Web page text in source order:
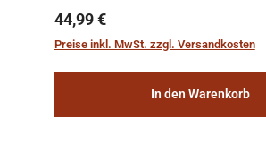
sichern, wurden die sogenannten
„Weltenschiffe“ gebaut. Auf diesen
Regulärer Preis:
44,99 €
Preise inkl. MwSt. zzgl. Versandkosten
In den Warenkorb